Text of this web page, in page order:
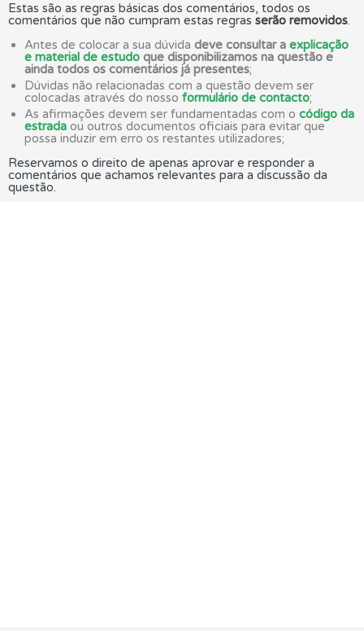
Estas são as regras básicas dos comentários, todos os
comentários que não cumpram estas regras serão removidos.
Antes de colocar a sua dúvida deve consultar a explicação
e material de estudo que disponibilizamos na questão e
ainda todos os comentários já presentes;
Dúvidas não relacionadas com a questão devem ser
colocadas através do nosso formulário de contacto;
As afirmações devem ser fundamentadas com o código da
estrada ou outros documentos oficiais para evitar que
possa induzir em erro os restantes utilizadores;
Reservamos o direito de apenas aprovar e responder a
comentários que achamos relevantes para a discussão da
questão.